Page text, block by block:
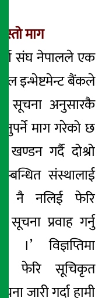
माग
संघ नेपालले एक
इन्भेष्टमेन्ट बैंकले
सूचना अनुसारकै
हुनुपर्ने माग गरेको छ
खण्डन गर्दै दोश्रो
संस्थालाई
नै नलिई फेरि
सूचना प्रवाह गर्नु
।’ विज्ञप्तिमा
फेरि सूचिकृत
जारी गर्दा हामी